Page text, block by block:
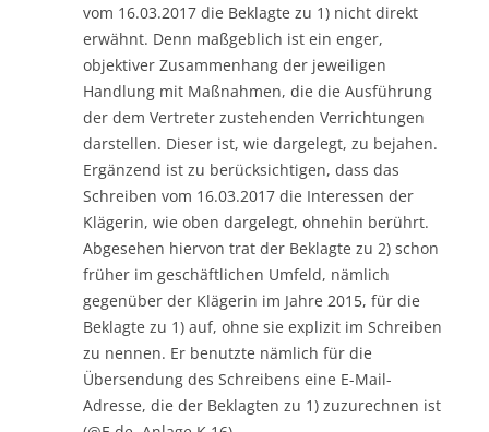
vom 16.03.2017 die Beklagte zu 1) nicht direkt
erwähnt. Denn maßgeblich ist ein enger,
objektiver Zusammenhang der jeweiligen
Handlung mit Maßnahmen, die die Ausführung
der dem Vertreter zustehenden Verrichtungen
darstellen. Dieser ist, wie dargelegt, zu bejahen.
Ergänzend ist zu berücksichtigen, dass das
Schreiben vom 16.03.2017 die Interessen der
Klägerin, wie oben dargelegt, ohnehin berührt.
Abgesehen hiervon trat der Beklagte zu 2) schon
früher im geschäftlichen Umfeld, nämlich
gegenüber der Klägerin im Jahre 2015, für die
Beklagte zu 1) auf, ohne sie explizit im Schreiben
zu nennen. Er benutzte nämlich für die
Übersendung des Schreibens eine E-Mail-
Adresse, die der Beklagten zu 1) zuzurechnen ist